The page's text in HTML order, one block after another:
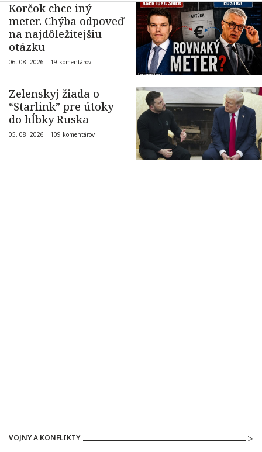
Korčok chce iný
meter. Chýba odpoveď
na najdôležitejšiu
otázku
06. 08. 2026 | 19 komentárov
Zelenskyj žiada o
“Starlink” pre útoky
do hĺbky Ruska
05. 08. 2026 | 109 komentárov
VOJNY A KONFLIKTY